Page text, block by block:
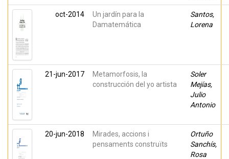
oct-2014
Un jardín para la
Damatemática
Santos,
Lorena
21-jun-2017
Metamorfosis, la
construcción del yo artista
Soler
Mejías,
Julio
Antonio
20-jun-2018
Mirades, accions i
pensaments construïts
Ortuño
Sanchís,
Rosa